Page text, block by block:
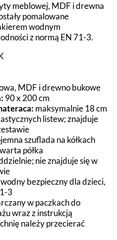
meblowej, MDF i drewna
pomalowane
wodnym
z normą EN 71-3.
MDF i drewno bukowe
90 x 200 cm
maksymalnie 18 cm
listew; znajduje
szuflada na kółkach
półka
nie znajduje się w
bezpieczny dla dzieci,
3
w paczkach do
wraz z instrukcją
należy przecierać